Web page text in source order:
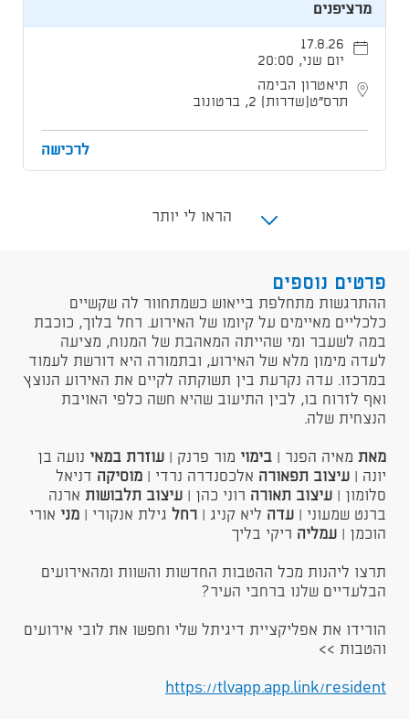
מרציפנים
17.8.26
יום שני, 20:00
תיאטרון הבימה
תרס"ט[שדרות] 2, ברטונוב
לרכישה
הראו לי יותר
פרטים נוספים
ההתרגשות מתחלפת בייאוש כשמתחוור לה שקשיים
כלכליים מאיימים על קיומו של האירוע. רחל בלוך, כוכבת
במה לשעבר ומי שהייתה המאהבת של המנוח, מציעה
לעדה מימון מלא של האירוע, ובתמורה היא דורשת לעמוד
במרכזו. עדה נקרעת בין תשוקתה לקיים את האירוע הנוצץ
ואף לזרוח בו, לבין התיעוב שהיא חשה כלפי האויבת
הנצחית שלה.
מאת מאיה הפנר | בימוי מור פרנק | עוזרת במאי נועה בן
יונה | עיצוב תפאורה אלכסנדרה נרדי | מוסיקה דניאל
סלומון | עיצוב תאורה רוני כהן | עיצוב תלבושות ארנה
ברנט שמעוני | עדה ליא קניג | רחל גילת אנקורי | מני אורי
הוכמן | עמליה ריקי בליך​
תרצו ליהנות מכל ההטבות החדשות והשוות ומהאירועים
הבלעדיים שלנו ברחבי העיר?
הורידו את אפליקציית דיגיתל שלי​ וחפשו את לובי אירועים
והטבות >>
https://tlvapp.app.link/resident​​​